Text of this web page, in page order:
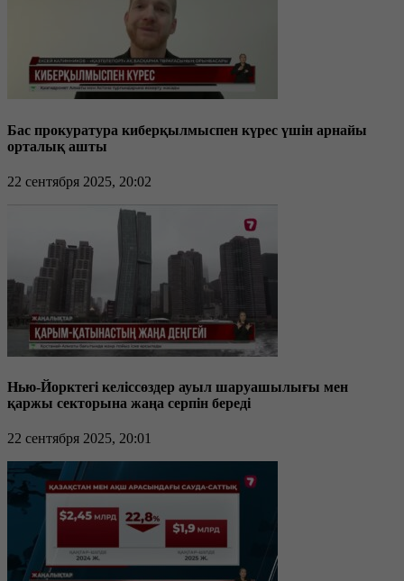
Бас прокуратура киберқылмыспен күрес үшін арнайы
орталық ашты
22 сентября 2025, 20:02
Нью-Йорктегі келіссөздер ауыл шаруашылығы мен
қаржы секторына жаңа серпін береді
22 сентября 2025, 20:01